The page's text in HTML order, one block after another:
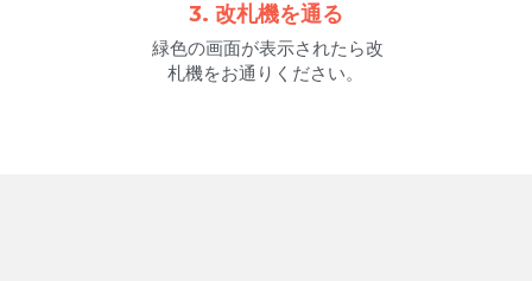
3. 改札機を通る
緑色の画面が表示されたら改
札機をお通りください。